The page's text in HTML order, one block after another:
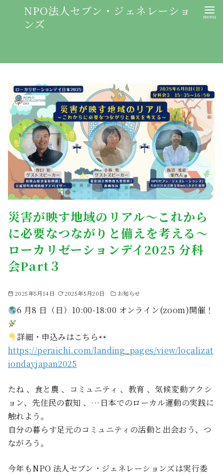
NPO法人セブン・ジェネレーショ
ンズ
災害が映す地域のリアル～これから
に必要なつながりと備えを考える～
ローカリゼーションデイ2025 分科
会Part３
2025年5月14日 2025年5月20日 お知らせ
6 月8 日（日）10:00-18:00 オンライン(zoom)開催！
詳細・申込みはこちら
https://peraichi.com/landing_pages/view/localizat
iondayjapan2025
たね 、食と農 、コミュニティ 、教育 、気候変動アクシ
ョン、先住民の叡知 、…日本でのローカル運動の実践に
触れよう。
自分の暮らす足元のコミュニティの活動と出会おう、つ
ながろう。
今年もNPO 法人セブン・ジェネレーションズは実行委